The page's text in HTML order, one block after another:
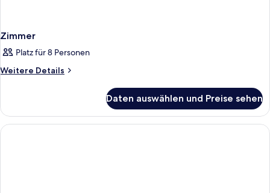
Zimmer
Platz für 8 Personen
Weitere Details
Weitere
Daten auswählen und Preise sehen